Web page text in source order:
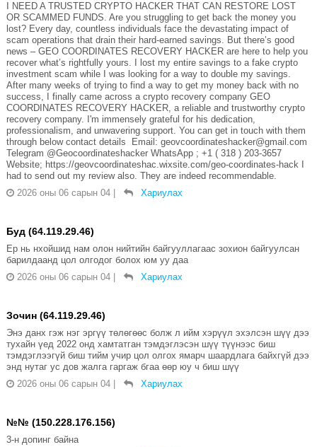
I NEED A TRUSTED CRYPTO HACKER THAT CAN RESTORE LOST
OR SCAMMED FUNDS. Are you struggling to get back the money you
lost? Every day, countless individuals face the devastating impact of
scam operations that drain their hard-earned savings. But there’s good
news – GEO COORDINATES RECOVERY HACKER are here to help you
recover what’s rightfully yours. I lost my entire savings to a fake crypto
investment scam while I was looking for a way to double my savings.
After many weeks of trying to find a way to get my money back with no
success, I finally came across a crypto recovery company GEO
COORDINATES RECOVERY HACKER, a reliable and trustworthy crypto
recovery company. I'm immensely grateful for his dedication,
professionalism, and unwavering support. You can get in touch with them
through below contact details Email: geovcoordinateshacker@gmail.com
Telegram @Geocoordinateshacker WhatsApp ; +1 ( 318 ) 203-3657
Website; https://geovcoordinateshac.wixsite.com/geo-coordinates-hack I
had to send out my review also. They are indeed recommendable.
2026 оны 06 сарын 04
Хариулах
Буд (64.119.29.46)
Ер нь нхойшид нам олон нийтийн байгууллагаас зохион байгуулсан
барилдаанд цол олгодог болох юм уу даа
2026 оны 06 сарын 04
Хариулах
Зочин (64.119.29.46)
Энэ данх гэж нэг эргүү төлөгөөс болж л ийм хэрүүл эхэлсэн шүү дээ
тухайн үед 2022 онд хамтатган тэмдэглэсэн шүү түүнээс биш
тэмдэглээгүй биш тийм учир цол олгох ямарч шаардлага байхгүй дээ
энд нутаг ус дов жалга гаргаж бгаа өөр юу ч биш шүү
2026 оны 06 сарын 04
Хариулах
№№ (150.228.176.156)
3-н допинг байна